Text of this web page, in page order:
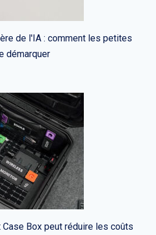
de l'IA : comment les petites
démarquer
Box peut réduire les coûts